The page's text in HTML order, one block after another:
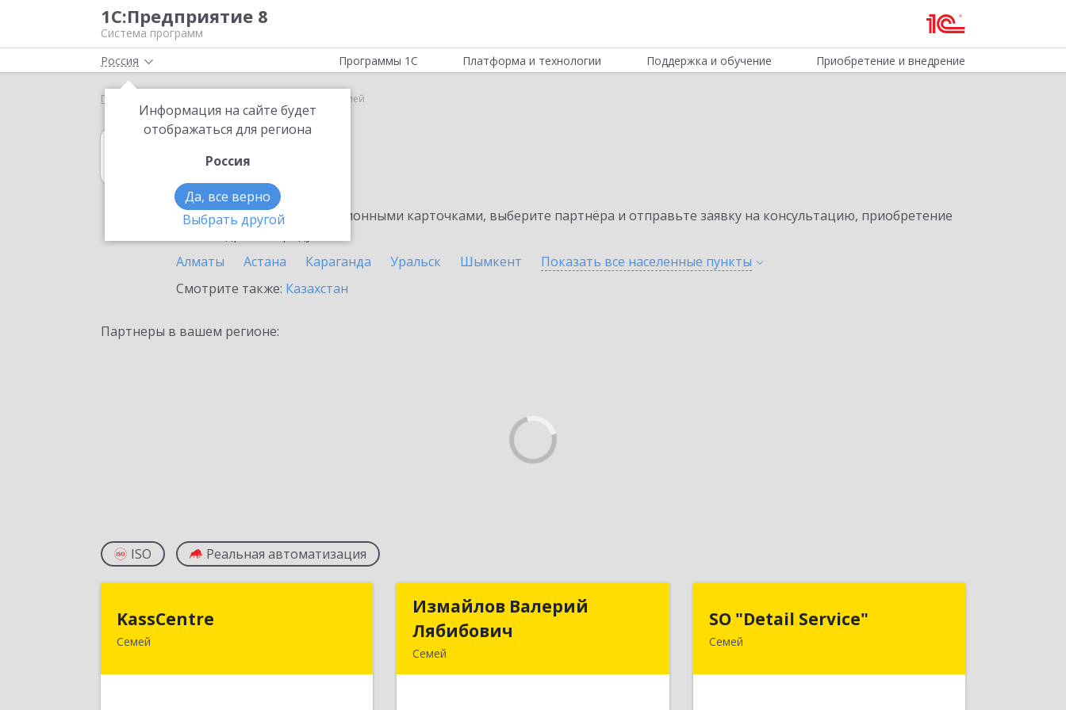
1С:Предприятие 8
Система программ
Россия
Информация на сайте будет
отображаться для региона
Россия
Да, все верно
Выбрать другой
Программы 1С Платформа и технологии Поддержка и обучение Приобретение и внедрение
Главная Семей
1С:MDM КОРП
в Семее
Ознакомьтесь с информационными карточками, выберите партнёра и отправьте заявку на консультацию, приобретение
Алматы
Астана Караганда Уральск Шымкент Показать все населенные пункты
Смотрите также: Казахстан
Партнеры в вашем регионе:
ISO Реальная автоматизация
KassCentre
СемейРеспублика Казахстан, Восточно-
Измайлов Валерий
Лябибович
Семей
Измайлов Валерий
SO "Detail Service"
Семей